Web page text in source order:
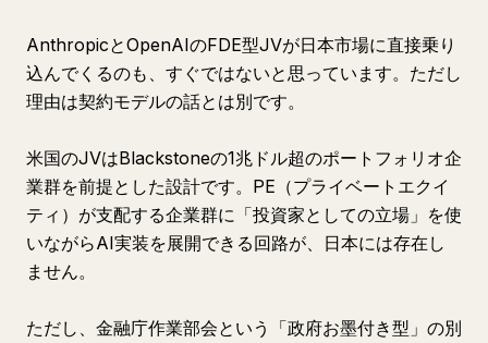
AnthropicとOpenAIのFDE型JVが日本市場に直接乗り
込んでくるのも、すぐではないと思っています。ただし
理由は契約モデルの話とは別です。
米国のJVはBlackstoneの1兆ドル超のポートフォリオ企
業群を前提とした設計です。PE（プライベートエクイ
ティ）が支配する企業群に「投資家としての立場」を使
いながらAI実装を展開できる回路が、日本には存在し
ません。
ただし、金融庁作業部会という「政府お墨付き型」の別